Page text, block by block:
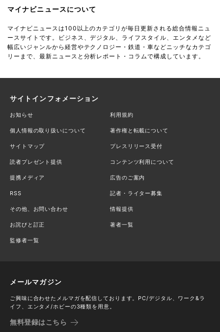
マイナビニュースについて
マイナビニュースは100以上のカテゴリが毎日更新される総合情報ニュ
ースサイトです。ビジネス、デジタル、ライフスタイル、エンタメなど
幅広いジャンルから経営やテクノロジー・鉄道・車などニッチなカテゴ
リーまで、最新ニュースと分析レポート・コラムで構成しています。
サイトインフォメーション
お知らせ 利用規約
個人情報の取り扱いについて 著作権と転載について
サイトマップ プレスリリース受付
読者プレゼント提供 コンテンツ利用について
提携メディア 広告のご案内
RSS 記者・ライター募集
その他、お問い合わせ 情報提供
お詫びと訂正 著者一覧
監修者一覧
メールマガジン
ご興味に合わせたメルマガを配信しております。PC/デジタル、ワーク&ラ
イフ、エンタメ/ホビーの3種類を用意。
無料登録はこちら